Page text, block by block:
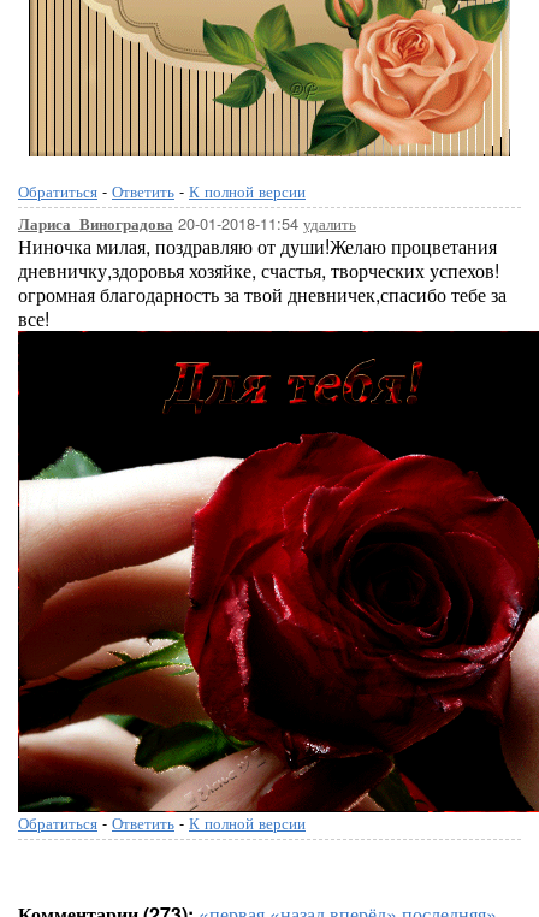
Обратиться - Ответить - К полной версии
Лариса_Виноградова 20-01-2018-11:54 удалить
Ниночка милая, поздравляю от души!Желаю процветания
дневничку,здоровья хозяйке, счастья, творческих успехов!
огромная благодарность за твой дневничек,спасибо тебе за
все!
Обратиться - Ответить - К полной версии